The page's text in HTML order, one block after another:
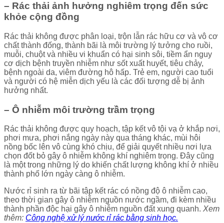
– Rác thải ảnh hưởng nghiêm trọng đến sức
khỏe cộng đồng
Rác thải không được phân loại, trộn lẫn rác hữu cơ và vô cơ
chất thành đống, thành bãi là môi trường lý tưởng cho ruồi,
muỗi, chuột và nhiều vi khuẩn có hại sinh sôi, tiềm ẩn nguy
cơ dịch bệnh truyền nhiễm như sốt xuất huyết, tiêu chảy,
bệnh ngoài da, viêm đường hô hấp. Trẻ em, người cao tuổi
và người có hệ miễn dịch yếu là các đối tượng dễ bị ảnh
hưởng nhất.
– Ô nhiễm môi trường trầm trọng
Rác thải không được quy hoạch, tập kết vô tội vạ ở khắp nơi,
phơi mưa, phơi nắng ngày này qua tháng khác, mùi hôi
nồng bốc lên vô cùng khó chịu, để giải quyết nhiều nơi lựa
chọn đốt bỏ gây ô nhiễm không khí nghiêm trọng. Đây cũng
là một trong những lý do khiến chất lượng không khí ở nhiều
thành phố lớn ngày càng ô nhiễm.
Nước rỉ sinh ra từ bãi tập kết rác có nồng độ ô nhiễm cao,
theo thời gian gây ô nhiễm nguồn nước ngầm, đi kèm nhiều
thành phần độc hại gây ô nhiễm nguồn đất xung quanh. Xem
thêm: Công nghệ xử lý nước rỉ rác bằng sinh học.